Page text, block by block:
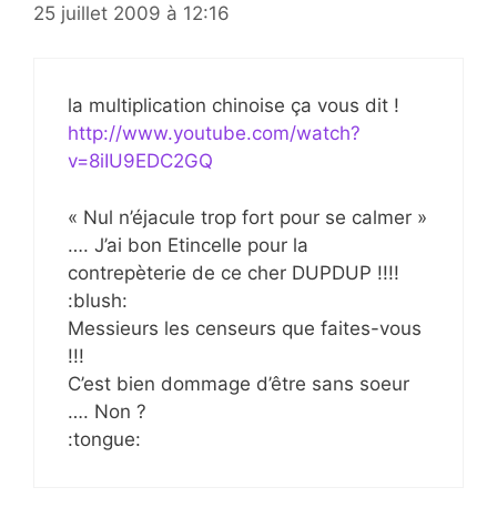
25 juillet 2009 à 12:16
la multiplication chinoise ça vous dit !
http://www.youtube.com/watch?
v=8iIU9EDC2GQ
« Nul n’éjacule trop fort pour se calmer »
…. J’ai bon Etincelle pour la
contrepèterie de ce cher DUPDUP !!!!
:blush:
Messieurs les censeurs que faites-vous
!!!
C’est bien dommage d’être sans soeur
…. Non ?
:tongue: